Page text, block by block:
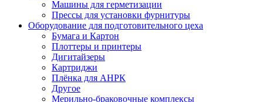
Машины для герметизации
Прессы для установки фурнитуры
Оборудование для подготовительного цеха
Бумага и Картон
Плоттеры и принтеры
Дигитайзеры
Картриджи
Плёнка для АНРК
Другое
Мерильно-браковочные комплексы